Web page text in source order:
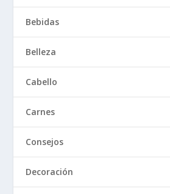
Bebidas
Belleza
Cabello
Carnes
Consejos
Decoración